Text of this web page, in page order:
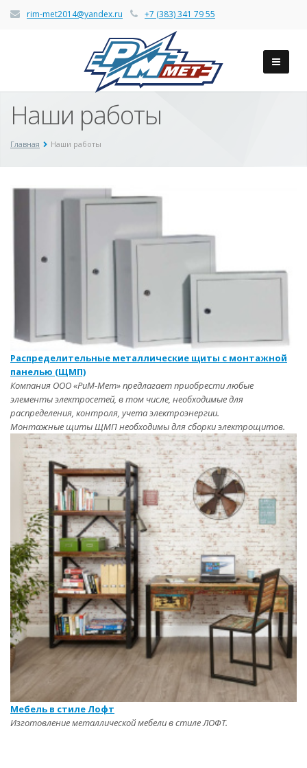
rim-met2014@yandex.ru +7 (383) 341 79 55
Наши работы
Главная Наши работы
Распределительные металлические щиты с монтажной
панелью (ЩМП)
Компания ООО «РиМ-Мет» предлагает приобрести любые
элементы электросетей, в том числе, необходимые для
распределения, контроля, учета электроэнергии.
Монтажные щиты ЩМП необходимы для сборки электрощитов.
Мебель в стиле Лофт
Изготовление металлической мебели в стиле ЛОФТ.